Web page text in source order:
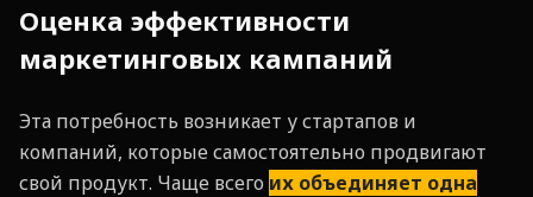
Оценка эффективности
маркетинговых кампаний
Эта потребность возникает у стартапов и
компаний, которые самостоятельно продвигают
свой продукт. Чаще всего их объединяет одна